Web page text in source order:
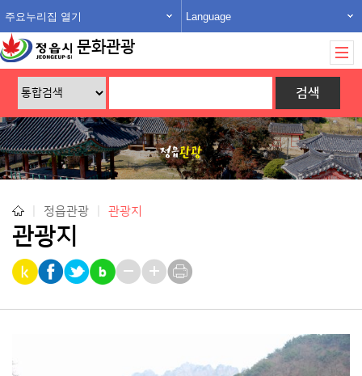
주요누리집 열기 Language
문화관광
정읍관광 관광지
관광지